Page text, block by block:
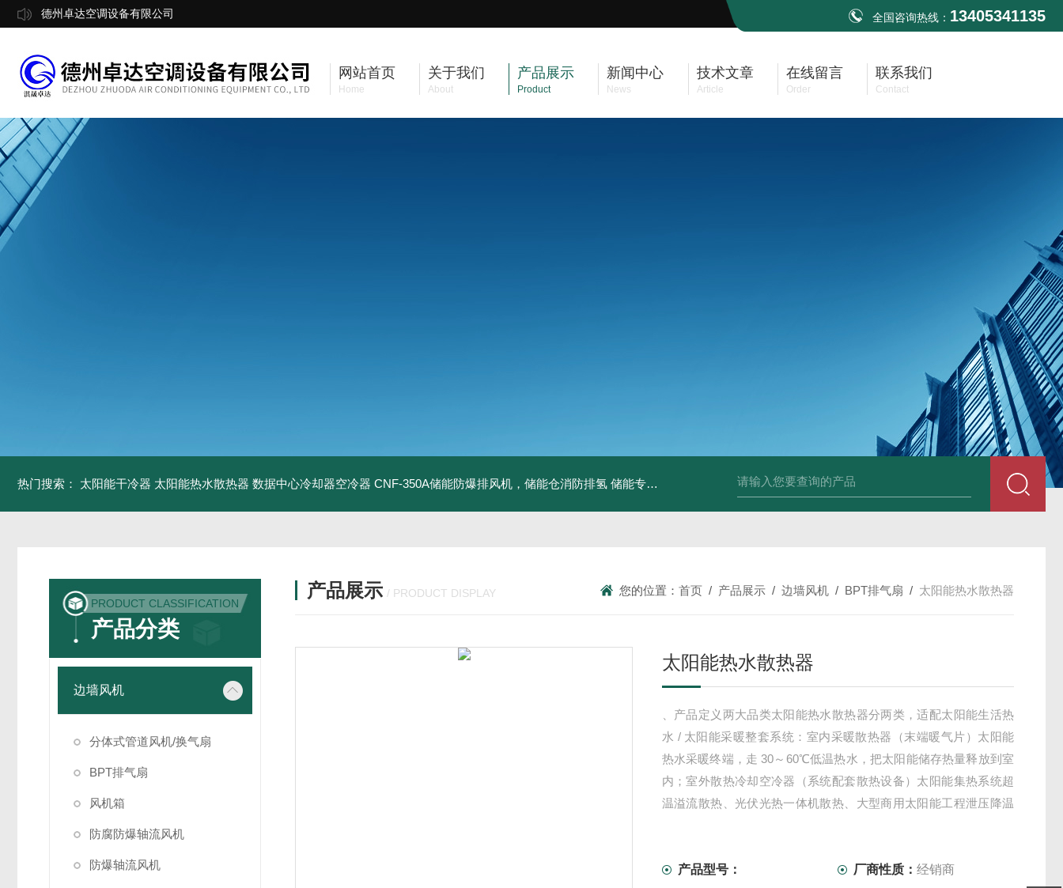
德州卓达空调设备有限公司 全国咨询热线： 13405341135
网站首页
Home
关于我们
About
产品展示
Product
新闻中心
News
技术文章
Article
在线留言
Order
联系我们
Contact
热门搜索： 太阳能干冷器 太阳能热水散热器 数据中心冷却器空冷器 CNF-350A储能防爆排风机，储能仓消防排氢 储能专用风机 储能箱风机 储能柜专用风机 PF-200/300/400/500排气扇/卫生间通风器
PRODUCT CLASSIFICATION
产品分类
边墙风机
分体式管道风机/换气扇
BPT排气扇
风机箱
防腐防爆轴流风机
防爆轴流风机
产品展示 / PRODUCT DISPLAY 您的位置： 首页 / 产品展示 / 边墙风机 / BPT排气扇 / 太阳能热水散热器
太阳能热水散热器
、产品定义两大品类太阳能热水散热器分两类，适配太阳能生活热
水 / 太阳能采暖整套系统：室内采暖散热器（末端暖气片）太阳能
热水采暖终端，走 30～60℃低温热水，把太阳能储存热量释放到室
内；室外散热冷却空冷器（系统配套散热设备）太阳能集热系统超
温溢流散热、光伏光热一体机散热、大型商用太阳能工程泄压降温
产品型号： 厂商性质：经销商